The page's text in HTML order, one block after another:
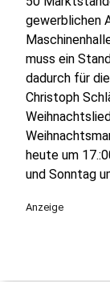
gewerblichen
muss ein
dadurch für
Christoph
heute um
und Sonntag
Anzeige